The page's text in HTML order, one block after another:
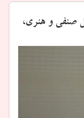
صنفی و هنری،